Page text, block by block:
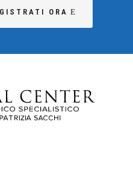
ORA